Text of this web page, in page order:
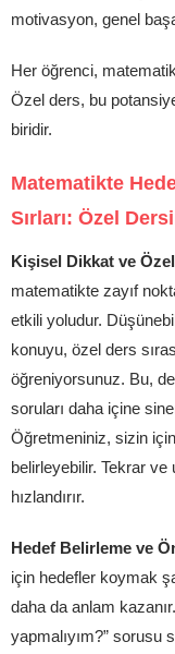
motivasyon, genel
Her öğrenci,
Özel ders, bu
biridir.
Matematikte
Sırları: Özel
Kişisel Dikkat ve
matematikte zayıf
etkili yoludur.
konuyu, özel ders
öğreniyorsunuz. Bu,
soruları daha içine
Öğretmeniniz, sizin
belirleyebilir. Tekrar
hızlandırır.
Hedef Belirleme ve
için hedefler koymak
daha da anlam
yapmalıyım?” sorusu